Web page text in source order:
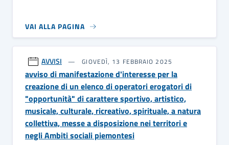
VAI ALLA PAGINA
AVVISI GIOVEDÌ, 13 FEBBRAIO 2025
avviso di manifestazione d'interesse per la
creazione di un elenco di operatori erogatori di
"opportunità" di carattere sportivo, artistico,
musicale, culturale, ricreativo, spirituale, a natura
collettiva, messe a disposizione nei territori e
negli Ambiti sociali piemontesi